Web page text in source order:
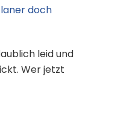
doch
leid und
Wer jetzt